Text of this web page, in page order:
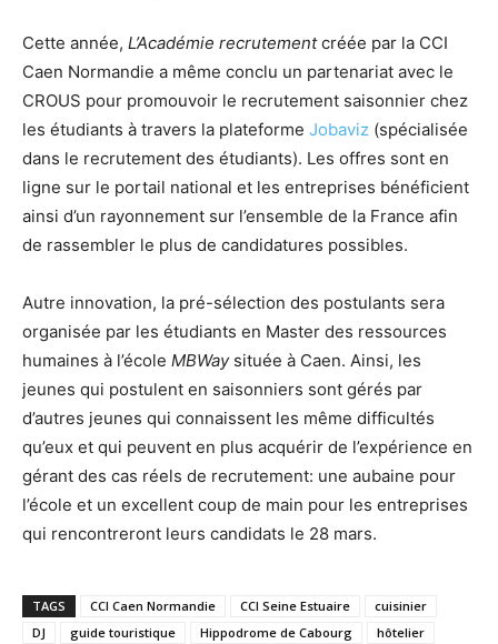
Cette année, L’Académie recrutementcréée par la CCI
Caen Normandie a même conclu un partenariat avec le
CROUS pour promouvoir le recrutement saisonnier chez
les étudiants à travers la plateforme Jobaviz (spécialisée
dans le recrutement des étudiants). Les offres sont en
ligne sur le portail national et les entreprises bénéficient
ainsi d’un rayonnement sur l’ensemble de la France afin
de rassembler le plus de candidatures possibles.
Autre innovation, la pré-sélection des postulants sera
organisée par les étudiants en Master des ressources
humaines à l’école MBWaysituée à Caen. Ainsi, les
jeunes qui postulent en saisonniers sont gérés par
d’autres jeunes qui connaissent les même difficultés
qu’eux et qui peuvent en plus acquérir de l’expérience en
gérant des cas réels de recrutement: une aubaine pour
l’école et un excellent coup de main pour les entreprises
qui rencontreront leurs candidats le 28 mars.
TAGS CCI Caen Normandie CCI Seine Estuaire
cuisinier
DJ
guide touristique Hippodrome de Cabourg
hôtelier